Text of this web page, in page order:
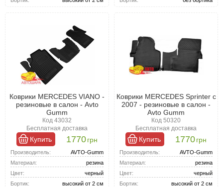
Коврики MERCEDES VIANO -
резиновые в салон - Avto
Gumm
Код 43032
Бесплатная доставка
Купить 1770грн
Производитель:
AVTO-Gumm
Материал:
резина
Цвет:
черный
Бортик:
высокий от 2 см
Коврики MERCEDES Sprinter с
2007 - резиновые в салон -
Avto Gumm
Код 50320
Бесплатная доставка
Купить 1770грн
Производитель:
AVTO-Gumm
Материал:
резина
Цвет:
черный
Бортик:
высокий от 2 см